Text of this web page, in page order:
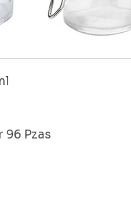
96 Pzas